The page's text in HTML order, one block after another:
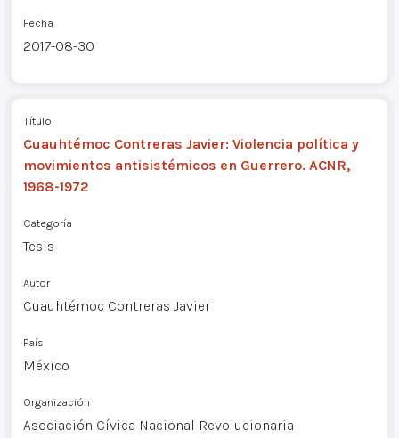
Fecha
2017-08-30
Título
Cuauhtémoc Contreras Javier: Violencia política y
movimientos antisistémicos en Guerrero. ACNR,
1968-1972
Categoría
Tesis
Autor
Cuauhtémoc Contreras Javier
País
México
Organización
Asociación Cívica Nacional Revolucionaria